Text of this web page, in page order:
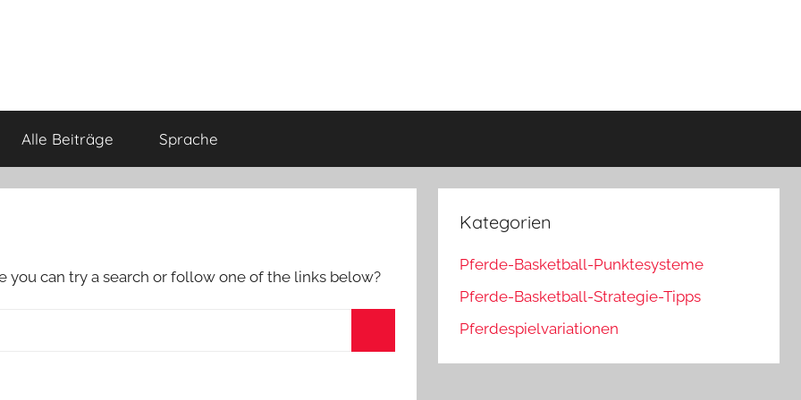
Alle Beiträge Sprache
can try a search or follow one of the links below?
Kategorien
Pferde-Basketball-Punktesysteme
Pferde-Basketball-Strategie-Tipps
Pferdespielvariationen